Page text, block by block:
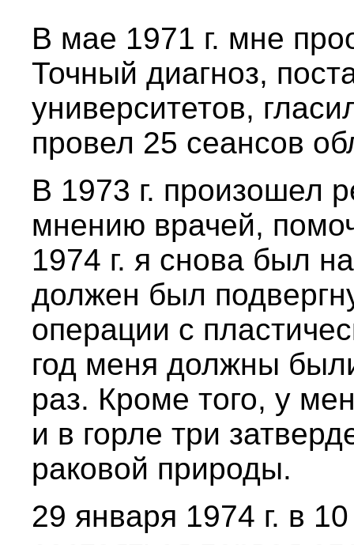
В мае 1971 г. мне
Точный диагноз,
университетов,
провел 25 сеансов
В 1973 г. произошел
мнению врачей,
1974 г. я снова был
должен был
операции с
год меня должны
раз. Кроме того, у
и в горле три
раковой природы.
29 января 1974 г. в